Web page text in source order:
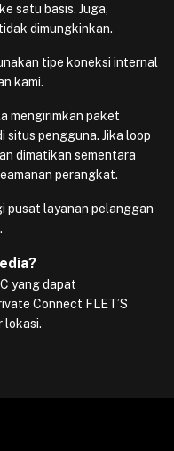
satu basis. Juga,
dimungkinkan.
tipe koneksi internal
kami.
mengirimkan paket
situs pengguna. Jika loop
dimatikan sementara
perangkat.
pusat layanan pelanggan
yang dapat
Connect FLET’S
lokasi.